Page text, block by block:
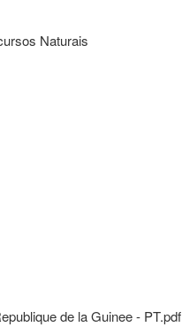
Naturais
de la Guinee - PT.pdf